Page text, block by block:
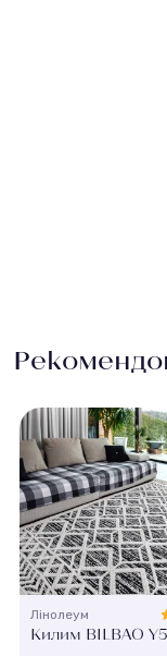
Лінолеум
Килим BILBAO